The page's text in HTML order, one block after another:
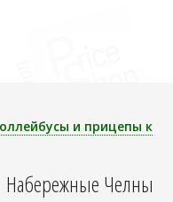
и прицепы к
Набережные Челны